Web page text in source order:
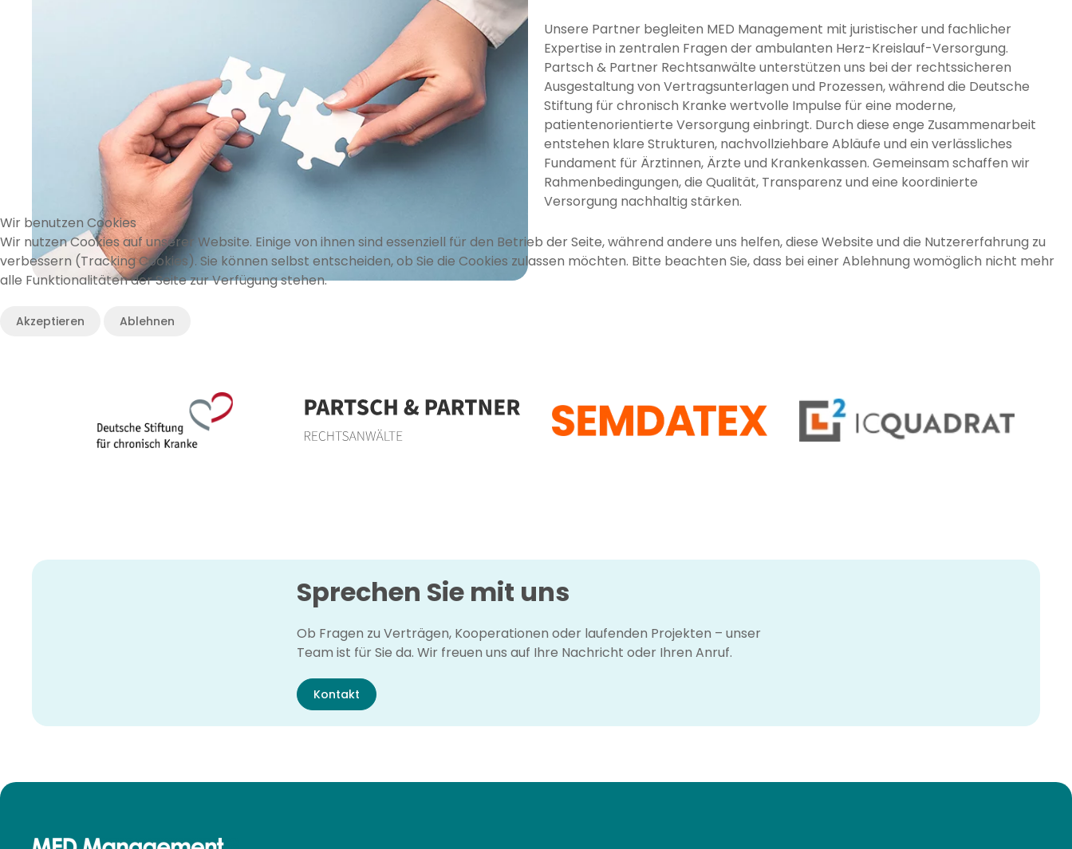
Unsere Partner begleiten MED Management mit juristischer und fachlicher
Expertise in zentralen Fragen der ambulanten Herz-Kreislauf-Versorgung.
Partsch & Partner Rechtsanwälte unterstützen uns bei der rechtssicheren
Ausgestaltung von Vertragsunterlagen und Prozessen, während die Deutsche
Stiftung für chronisch Kranke wertvolle Impulse für eine moderne,
patientenorientierte Versorgung einbringt. Durch diese enge Zusammenarbeit
entstehen klare Strukturen, nachvollziehbare Abläufe und ein verlässliches
Fundament für Ärztinnen, Ärzte und Krankenkassen. Gemeinsam schaffen wir
Rahmenbedingungen, die Qualität, Transparenz und eine koordinierte
Versorgung nachhaltig stärken.
Sprechen Sie mit uns
Ob Fragen zu Verträgen, Kooperationen oder laufenden Projekten – unser
Team ist für Sie da. Wir freuen uns auf Ihre Nachricht oder Ihren Anruf.
Kontakt
Wir benutzen Cookies
Wir nutzen Cookies auf unserer Website. Einige von ihnen sind essenziell für den Betrieb der Seite, während andere uns helfen, diese Website und die Nutzererfahrung zu
verbessern (Tracking Cookies). Sie können selbst entscheiden, ob Sie die Cookies zulassen möchten. Bitte beachten Sie, dass bei einer Ablehnung womöglich nicht mehr
alle Funktionalitäten der Seite zur Verfügung stehen.
Akzeptieren Ablehnen